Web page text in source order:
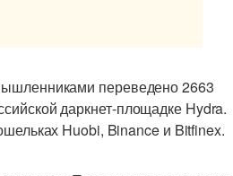
переведено 2663
даркнет-площадке Hydra.
Huobi, Binance и Bitfinex.